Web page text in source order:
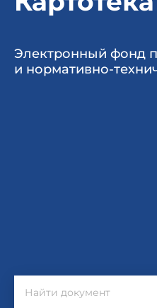
Электронный фонд
и нормативно-